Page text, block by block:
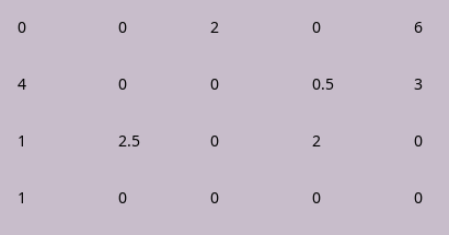
0 0 2 0 6
4 0 0 0.5 3
1 2.5 0 2 0
1 0 0 0 0